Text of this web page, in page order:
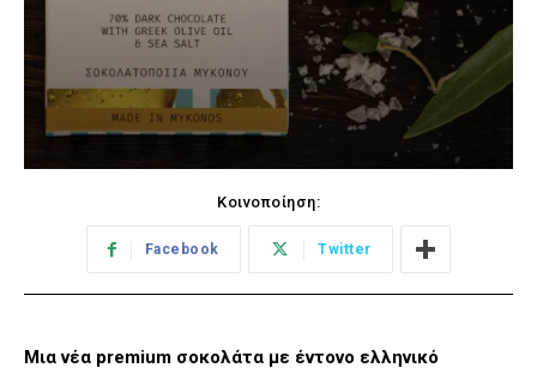
Κοινοποίηση:
Facebook Twitter
Μια νέα premium σοκολάτα με έντονο ελληνικό